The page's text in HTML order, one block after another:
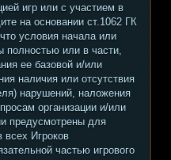
игр или с участием в
на основании ст.1062 ГК
условия начала или
полностью или в части,
ее базовой и/или
наличия или отсутствия
нарушений, наложения
организации и/или
предусмотрены для
всех Игроков
частью игрового